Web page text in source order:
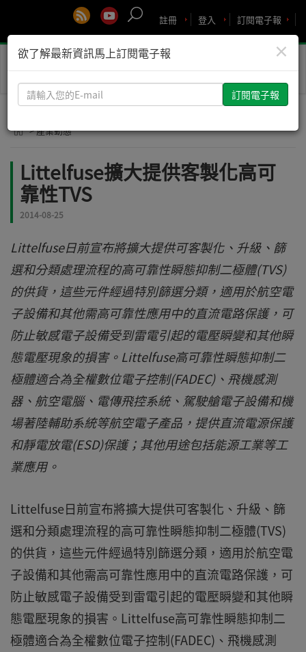
訂閱電子報
登入
註冊
Toggle
> 產業動態
Littelfuse擴大提供客製化高可
靠性TVS
2014-08-25
Littelfuse日前宣布將擴大提供可客製化、升級、篩
選和分類處理流程的高可靠性瞬態抑制二極體(TVS)
的供貨，這些元件經過特別篩選分類，適用於航空電
子設備和其他需高可靠性應用中的直流電路保護，可
防止敏感電子設備受到雷電引起的電壓瞬變和其他瞬
態電壓現象的損害。Littelfuse高可靠性瞬態抑制二
極體適合為全權數位電子控制(FADEC)、飛機感測
器、航空電腦、電傳飛控系統、駕駛艙電子設備和機
場著陸輔助系統等航空電子產品，提供直流電源保護
和靜電放電(ESD)保護；其他用途包括能源工業等工
業應用。
Littelfuse日前宣布將擴大提供可客製化、升級、篩
選和分類處理流程的高可靠性瞬態抑制二極體(TVS)
的供貨，這些元件經過特別篩選分類，適用於航空電
子設備和其他需高可靠性應用中的直流電路保護，可
防止敏感電子設備受到雷電引起的電壓瞬變和其他瞬
態電壓現象的損害。Littelfuse高可靠性瞬態抑制二
極體適合為全權數位電子控制(FADEC)、飛機感測
×
欲了解最新資訊馬上訂閱電子報
請
輸
您
mail